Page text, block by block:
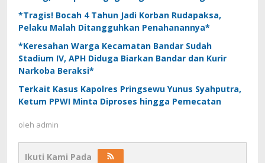
*Tragis! Bocah 4 Tahun Jadi Korban Rudapaksa,
Pelaku Malah Ditangguhkan Penahanannya*
*Keresahan Warga Kecamatan Bandar Sudah
Stadium IV, APH Diduga Biarkan Bandar dan Kurir
Narkoba Beraksi*
Terkait Kasus Kapolres Pringsewu Yunus Syahputra,
Ketum PPWI Minta Diproses hingga Pemecatan
oleh admin
Ikuti Kami Pada